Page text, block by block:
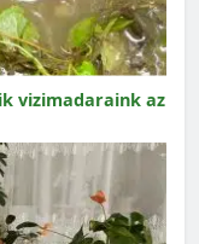
vizimadaraink az